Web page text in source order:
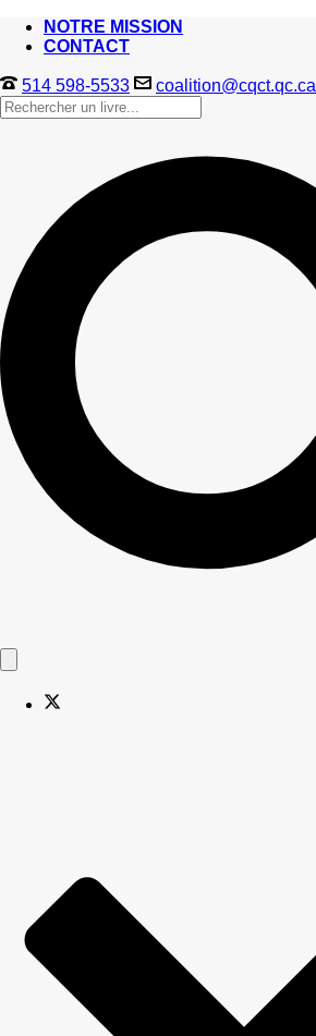
NOTRE MISSION
CONTACT
514 598-5533 coalition@cqct.qc.ca